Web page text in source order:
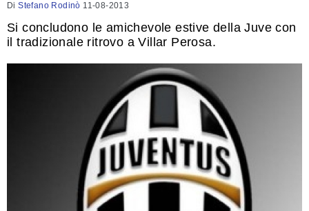
DiStefano Rodinò 11-08-2013
Si concludono le amichevole estive della Juve con
il tradizionale ritrovo a Villar Perosa.